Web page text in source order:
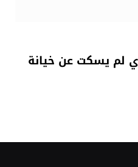
لم يسكت عن خيانة